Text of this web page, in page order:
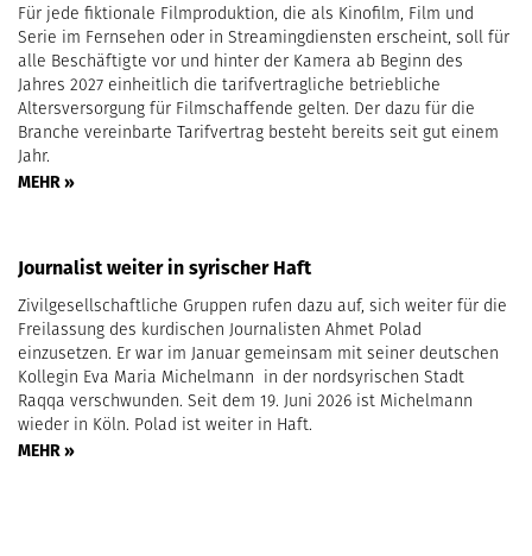
Für jede fiktionale Filmproduktion, die als Kinofilm, Film und
Serie im Fernsehen oder in Streamingdiensten erscheint, soll für
alle Beschäftigte vor und hinter der Kamera ab Beginn des
Jahres 2027 einheitlich die tarifvertragliche betriebliche
Altersversorgung für Filmschaffende gelten. Der dazu für die
Branche vereinbarte Tarifvertrag besteht bereits seit gut einem
Jahr.
MEHR »
Journalist weiter in syrischer Haft
Zivilgesellschaftliche Gruppen rufen dazu auf, sich weiter für die
Freilassung des kurdischen Journalisten Ahmet Polad
einzusetzen. Er war im Januar gemeinsam mit seiner deutschen
Kollegin Eva Maria Michelmann in der nordsyrischen Stadt
Raqqa verschwunden. Seit dem 19. Juni 2026 ist Michelmann
wieder in Köln. Polad ist weiter in Haft.
MEHR »